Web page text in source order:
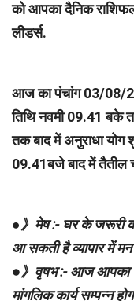
को आपका दैनिक
लीडर्स.
आज का पंचांग 03/08/
तिथि नवमी 09.41 बके
तक बाद में अनुराधा
09.41बजे बाद में तैतील
●》मेष :- घर के जरूरी
आ सकती है व्यापार में मन
●》वृषभ :- आज आपका
मांगलिक कार्य सम्पन्न